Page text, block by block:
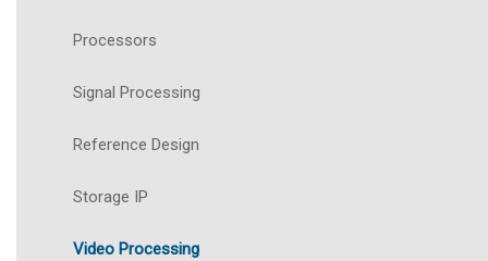
Processors
Signal Processing
Reference Design
Storage IP
Video Processing